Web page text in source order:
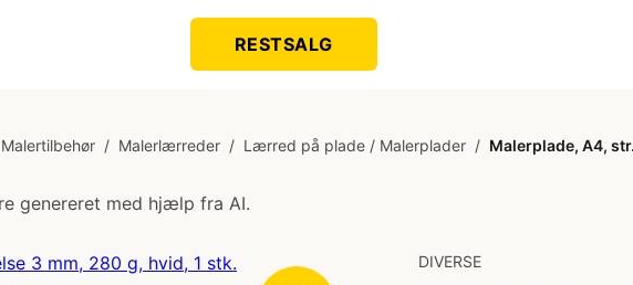
RESTSALG
Malertilbehør / Malerlærreder / Lærred på plade / Malerplader / Malerplade, A4,
genereret med hjælp fra AI.
DIVERSE